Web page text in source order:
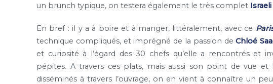
un brunch typique, on testera également le très complet
En bref : il y a à boire et à manger, littéralement, avec ce
technique compliqués, et imprégné de la passion deChloé
et curiosité à l’égard des 30 chefs qu’elle a rencontrés et
pépites. A travers ces plats, mais aussi son point de vue et
disséminés à travers l’ouvrage, on en vient à connaître un